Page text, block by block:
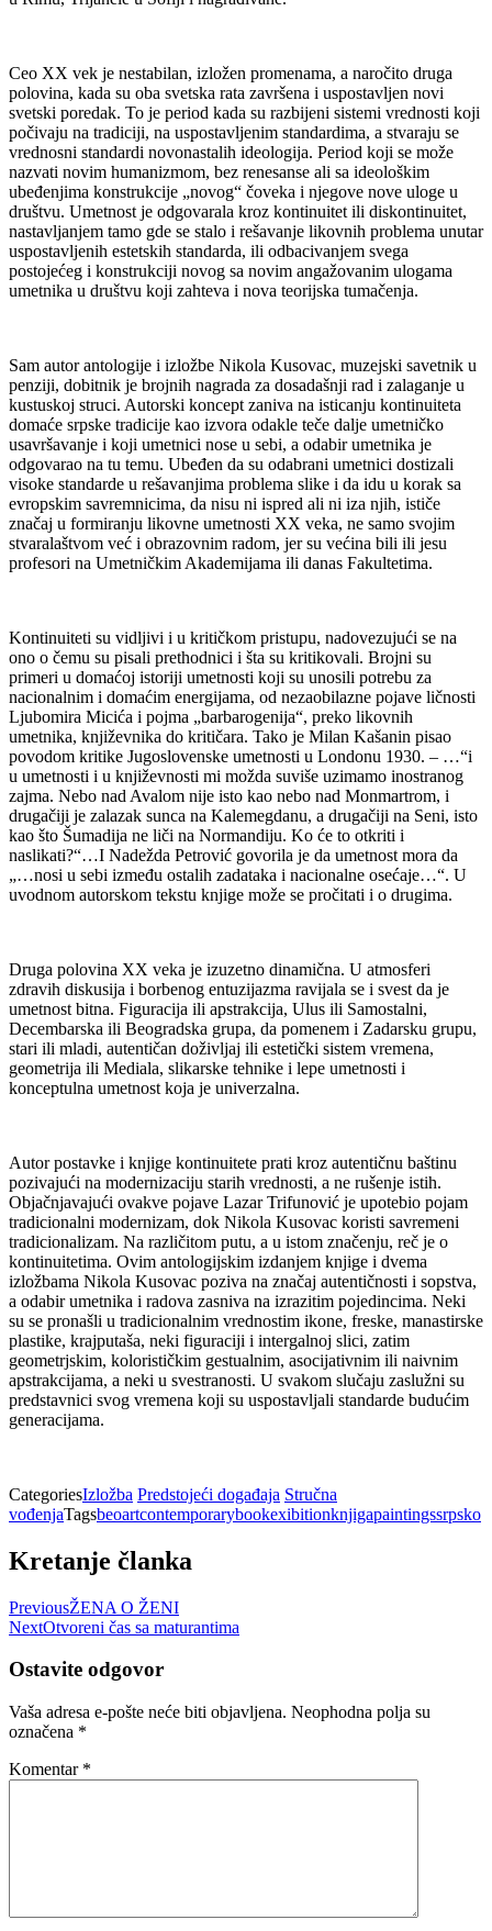
Ceo XX vek je nestabilan, izložen promenama, a naročito druga
polovina, kada su oba svetska rata završena i uspostavljen novi
svetski poredak. To je period kada su razbijeni sistemi vrednosti koji
počivaju na tradiciji, na uspostavljenim standardima, a stvaraju se
vrednosni standardi novonastalih ideologija. Period koji se može
nazvati novim humanizmom, bez renesanse ali sa ideološkim
ubeđenjima konstrukcije „novog“ čoveka i njegove nove uloge u
društvu. Umetnost je odgovarala kroz kontinuitet ili diskontinuitet,
nastavljanjem tamo gde se stalo i rešavanje likovnih problema unutar
uspostavljenih estetskih standarda, ili odbacivanjem svega
postojećeg i konstrukciji novog sa novim angažovanim ulogama
umetnika u društvu koji zahteva i nova teorijska tumačenja.
Sam autor antologije i izložbe Nikola Kusovac, muzejski savetnik u
penziji, dobitnik je brojnih nagrada za dosadašnji rad i zalaganje u
kustuskoj struci. Autorski koncept zaniva na isticanju kontinuiteta
domaće srpske tradicije kao izvora odakle teče dalje umetničko
usavršavanje i koji umetnici nose u sebi, a odabir umetnika je
odgovarao na tu temu. Ubeđen da su odabrani umetnici dostizali
visoke standarde u rešavanjima problema slike i da idu u korak sa
evropskim savremnicima, da nisu ni ispred ali ni iza njih, ističe
značaj u formiranju likovne umetnosti XX veka, ne samo svojim
stvaralaštvom već i obrazovnim radom, jer su većina bili ili jesu
profesori na Umetničkim Akademijama ili danas Fakultetima.
Kontinuiteti su vidljivi i u kritičkom pristupu, nadovezujući se na
ono o čemu su pisali prethodnici i šta su kritikovali. Brojni su
primeri u domaćoj istoriji umetnosti koji su unosili potrebu za
nacionalnim i domaćim energijama, od nezaobilazne pojave ličnosti
Ljubomira Micića i pojma „barbarogenija“, preko likovnih
umetnika, književnika do kritičara. Tako je Milan Kašanin pisao
povodom kritike Jugoslovenske umetnosti u Londonu 1930. – …“i
u umetnosti i u književnosti mi možda suviše uzimamo inostranog
zajma. Nebo nad Avalom nije isto kao nebo nad Monmartrom, i
drugačiji je zalazak sunca na Kalemegdanu, a drugačiji na Seni, isto
kao što Šumadija ne liči na Normandiju. Ko će to otkriti i
naslikati?“…I Nadežda Petrović govorila je da umetnost mora da
„…nosi u sebi između ostalih zadataka i nacionalne osećaje…“. U
uvodnom autorskom tekstu knjige može se pročitati i o drugima.
Druga polovina XX veka je izuzetno dinamična. U atmosferi
zdravih diskusija i borbenog entuzijazma ravijala se i svest da je
umetnost bitna. Figuracija ili apstrakcija, Ulus ili Samostalni,
Decembarska ili Beogradska grupa, da pomenem i Zadarsku grupu,
stari ili mladi, autentičan doživljaj ili estetički sistem vremena,
geometrija ili Mediala, slikarske tehnike i lepe umetnosti i
konceptulna umetnost koja je univerzalna.
Autor postavke i knjige kontinuitete prati kroz autentičnu baštinu
pozivajući na modernizaciju starih vrednosti, a ne rušenje istih.
Objačnjavajući ovakve pojave Lazar Trifunović je upotebio pojam
tradicionalni modernizam, dok Nikola Kusovac koristi savremeni
tradicionalizam. Na različitom putu, a u istom značenju, reč je o
kontinuitetima. Ovim antologijskim izdanjem knjige i dvema
izložbama Nikola Kusovac poziva na značaj autentičnosti i sopstva,
a odabir umetnika i radova zasniva na izrazitim pojedincima. Neki
su se pronašli u tradicionalnim vrednostim ikone, freske, manastirske
plastike, krajputaša, neki figuraciji i intergalnoj slici, zatim
geometrjskim, kolorističkim gestualnim, asocijativnim ili naivnim
apstrakcijama, a neki u svestranosti. U svakom slučaju zaslužni su
predstavnici svog vremena koji su uspostavljali standarde budućim
generacijama.
CategoriesIzložba Predstojeći događaja Stručna
vođenjaTagsbeoartcontemporarybookexibitionknjigapaintingssrpsko
Kretanje članka
PreviousŽENA O ŽENI
NextOtvoreni čas sa maturantima
Ostavite odgovor
Vaša adresa e-pošte neće biti objavljena. Neophodna polja su
označena *
Komentar *